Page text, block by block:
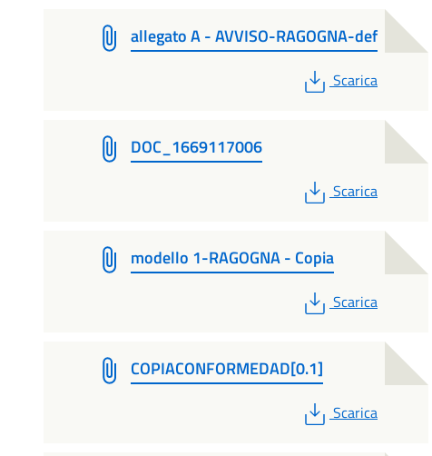
allegato A - AVVISO-RAGOGNA-def
PDF
Scarica
DOC_1669117006
PDF
Scarica
modello 1-RAGOGNA - Copia
PDF
Scarica
COPIACONFORMEDAD[0.1]
PDF
Scarica